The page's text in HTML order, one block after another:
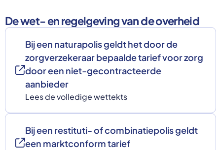
De wet- en regelgeving van de overheid
Bij een naturapolis geldt het door de
zorgverzekeraar bepaalde tarief voor zorg
door een niet-gecontracteerde
aanbieder
Lees de volledige wettekts
Bij een restituti- of combinatiepolis geldt
een marktconform tarief